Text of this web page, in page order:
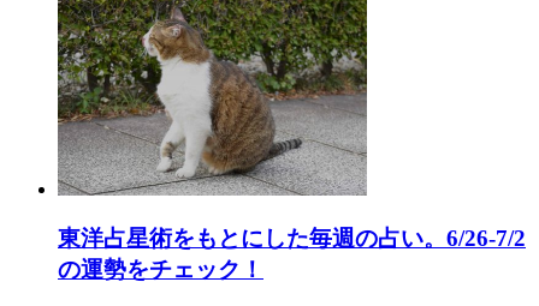
東洋占星術をもとにした毎週の占い。6/26-7/2
の運勢をチェック！